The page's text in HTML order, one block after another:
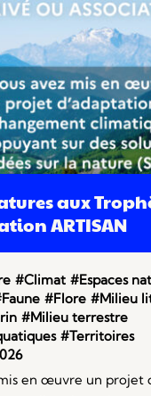
aux
ARTISAN
#Climat #Espaces
#Flore #Milieu
#Milieu terrestre
#Territoires
en œuvre un projet